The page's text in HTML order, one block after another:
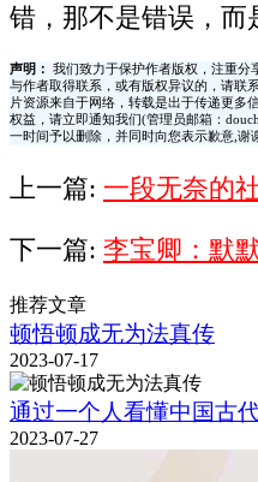
错，那不是错误，而
声明：
我们致力于保护作者版权，注重分
与作者取得联系，或有版权异议的，请联
片资源来自于网络，转载是出于传递更多
权益，请立即通知我们(管理员邮箱：
一时间予以删除，并同时向您表示歉意,谢
上一篇: 一段无奈的
下一篇: 李宝卿：默
推荐文章
顿悟顿成无为法真传
2023-07-17
通过一个人看懂中国古
2023-07-27